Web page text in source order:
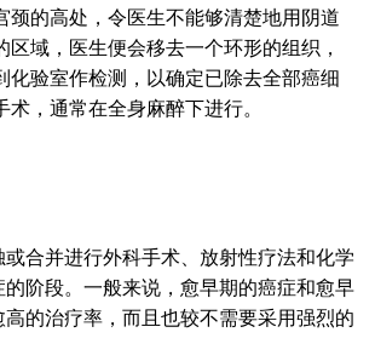
颈的高处，令医生不能够清楚地用阴道
区域，医生便会移去一个环形的组织，
化验室作检测，以确定已除去全部癌细
术，通常在全身麻醉下进行。
合并进行外科手术、放射性疗法和化学
阶段。一般来说，愈早期的癌症和愈早
的治疗率，而且也较不需要采用强烈的